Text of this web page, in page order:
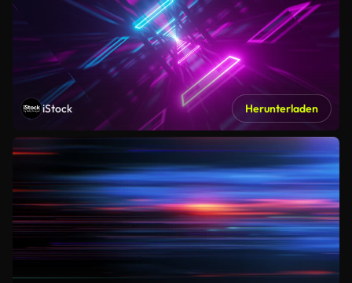
iStock Herunterladen